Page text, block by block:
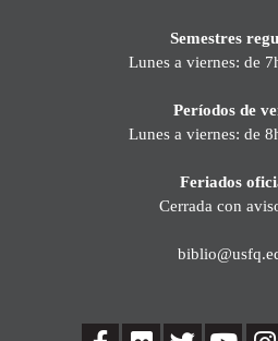
Semestres
Lunes a viernes: de
Períodos de
Lunes a viernes: de
Feriados
Cerrada con